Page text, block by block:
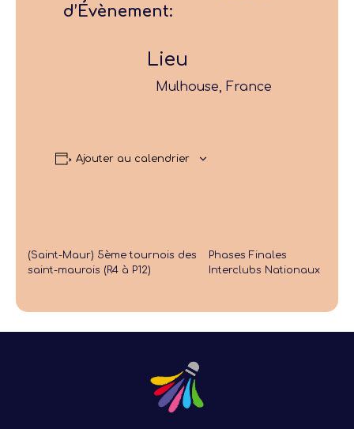
d’Évènement:
Lieu
Mulhouse, France
Ajouter au calendrier
(Saint-Maur) 5ème tournois des
saint-maurois (R4 à P12)
Phases Finales
Interclubs Nationaux